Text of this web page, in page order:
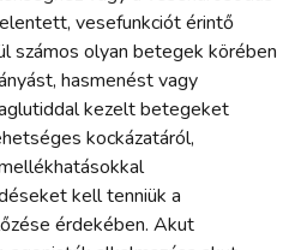
vesefunkciót érintő
számos olyan betegek körében
hasmenést vagy
kezelt betegeket
kockázatáról,
kell tenniük a
érdekében. Akut